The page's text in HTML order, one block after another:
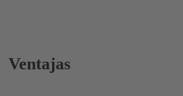
Ventajas